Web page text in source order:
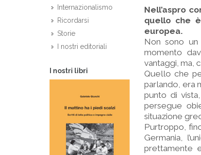
Internazionalismo
Ricordarsi
Storie
I nostri editoriali
I nostri libri
Nell’aspro
quello che
europea.
Non sono
momento
vantaggi, ma,
Quello che
parlando, era
punto di
persegue
situazione
Purtroppo,
Germania,
prettamente